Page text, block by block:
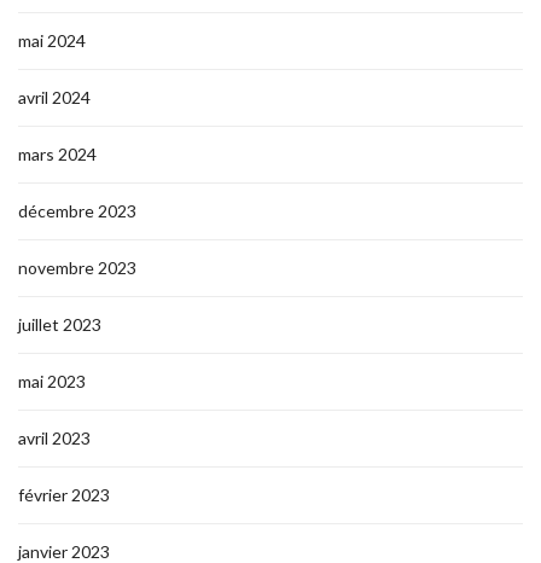
mai 2024
avril 2024
mars 2024
décembre 2023
novembre 2023
juillet 2023
mai 2023
avril 2023
février 2023
janvier 2023